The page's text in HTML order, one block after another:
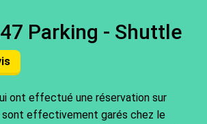
Parking - Shuttle
ont effectué une réservation sur
sont effectivement garés chez le